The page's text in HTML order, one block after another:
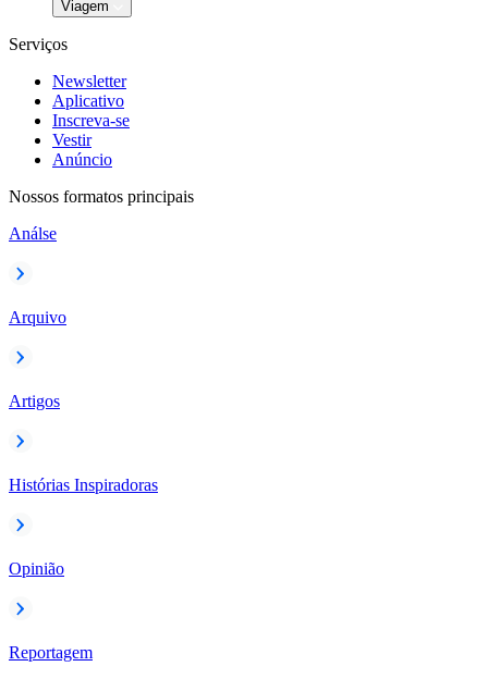
Viagem
Serviços
Newsletter
Aplicativo
Inscreva-se
Vestir
Anúncio
Nossos formatos principais
Análse
Arquivo
Artigos
Histórias Inspiradoras
Opinião
Reportagem